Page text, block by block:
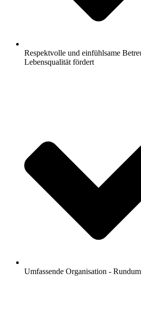
Respektvolle und einfühlsame
Lebensqualität fördert
Umfassende Organisation -